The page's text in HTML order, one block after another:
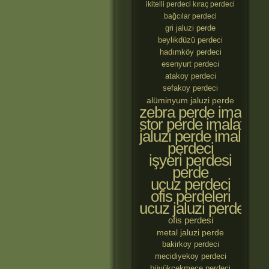
ikitelli perdeci kıraç perdeci
bağcılar perdeci
gri jaluzi perde
beylikdüzü perdeci
hadımköy perdeci
esenyurt perdeci
atakoy perdeci
sefakoy perdeci
alüminyum jaluzi perde
zebra perde
stor perde imalatçıları
jaluzi perde
perdeci
işyeri perdesi
perde
ucuz perdeci
ofis perdeleri
ucuz jaluzi perde
ofis perdesi
metal jaluzi perde
bakirkoy perdeci
mecidiyekoy perdeci